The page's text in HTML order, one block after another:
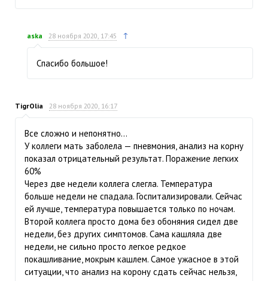
aska 28 ноября 2020, 17:45 ↑
Спасибо большое!
TigrOlia 28 ноября 2020, 16:17
Все сложно и непонятно…
У коллеги мать заболела — пневмония, анализ на корну
показал отрицательный результат. Поражение легких
60%
Через две недели коллега слегла. Температура
больше недели не спадала. Госпитализировали. Сейчас
ей лучше, температура повышается только по ночам.
Второй коллега просто дома без обоняния сидел две
недели, без других симптомов. Сама кашляла две
недели, не сильно просто легкое редкое
покашливание, мокрым кашлем. Самое ужасное в этой
ситуации, что анализ на корону сдать сейчас нельзя,